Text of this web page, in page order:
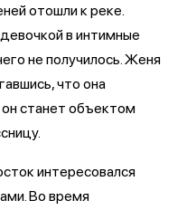
отошли к реке.
в интимные
не получилось. Женя
что она
станет объектом
интересовался
Во время